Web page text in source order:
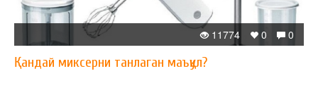
0
0
11774
Қандай миксерни танлаган маъқул?